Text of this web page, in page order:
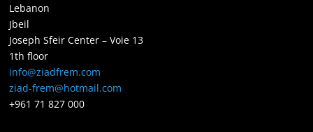
Lebanon
Jbeil
Joseph Sfeir Center – Voie 13
1th floor
info@ziadfrem.com
ziad-frem@hotmail.com
+961 71 827 000